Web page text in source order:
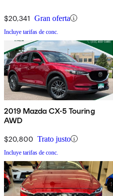
$20,341 Gran oferta
Incluye tarifas de conc.
2019 Mazda CX-5 Touring
AWD
$20,800 Trato justo
Incluye tarifas de conc.